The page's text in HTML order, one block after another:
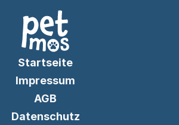
Startseite
Impressum
AGB
Datenschutz